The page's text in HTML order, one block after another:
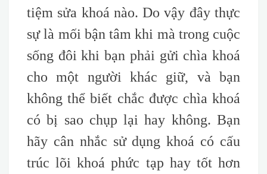
tiệm sửa khoá nào. Do vậy đây thực
sự là mối bận tâm khi mà trong cuộc
sống đôi khi bạn phải gửi chìa khoá
cho một người khác giữ, và bạn
không thể biết chắc được chìa khoá
có bị sao chụp lại hay không. Bạn
hãy cân nhắc sử dụng khoá có cấu
trúc lõi khoá phức tạp hay tốt hơn